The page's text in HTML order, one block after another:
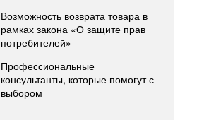
Возможность возврата товара в
рамках закона «О защите прав
потребителей»
Профессиональные
консультанты, которые помогут с
выбором